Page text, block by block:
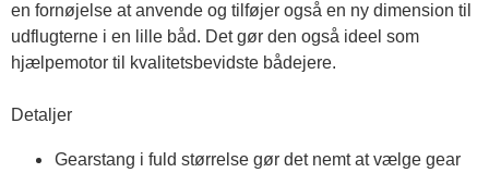
en fornøjelse at anvende og tilføjer også en ny dimension til
udflugterne i en lille båd. Det gør den også ideel som
hjælpemotor til kvalitetsbevidste bådejere.
Detaljer
Gearstang i fuld størrelse gør det nemt at vælge gear